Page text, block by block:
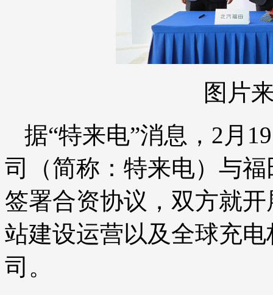
图片
据“特来电”消息，2月
司（简称：特来电）与
签署合资协议，双方就
站建设运营以及全球充
司。